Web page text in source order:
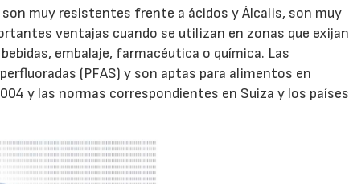
muy resistentes frente a ácidos y Álcalis, son muy
ventajas cuando se utilizan en zonas que exijan
embalaje, farmacéutica o química. Las
(PFAS) y son aptas para alimentos en
y las normas correspondientes en Suiza y los países